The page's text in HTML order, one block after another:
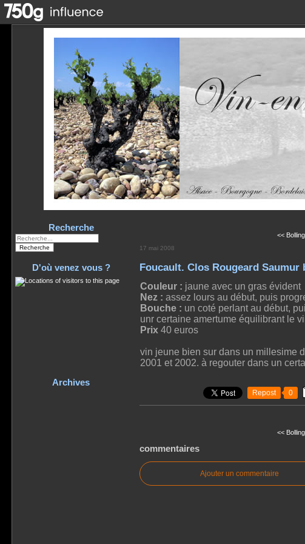
Recherche
D'où venez vous ?
Archives
<<
17 mai 2008
Foucault. Clos Rougeard Saumur
Couleur : jaune avec un gras évident
Nez : assez lours au début, puis
Bouche : un coté perlant au début,
unr certaine amertume équilibrant le
Prix40 euros
vin jeune bien sur dans un millesime
2001 et 2002. à regouter dans un
Repost 0
<<
commentaires
Ajouter un commentaire